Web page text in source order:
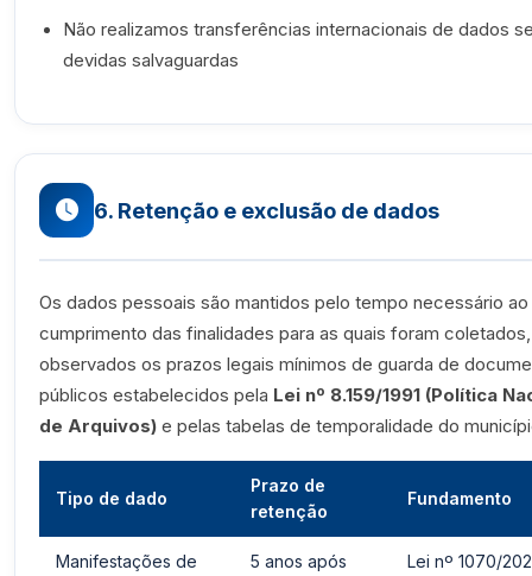
Não realizamos transferências internacionais de dados
devidas salvaguardas
6. Retenção e exclusão de dados
Os dados pessoais são mantidos pelo tempo necessário ao
cumprimento das finalidades para as quais foram coletados,
observados os prazos legais mínimos de guarda de
públicos estabelecidos pela Lei nº 8.159/1991 (Política
de Arquivos) e pelas tabelas de temporalidade do
Tipo de dado
Prazo de
retenção
Fundamento
Manifestações de
5 anos após
Lei nº 1070/